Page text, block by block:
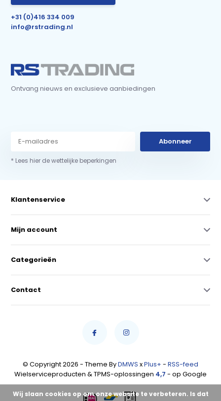
+31 (0)416 334 009
info@rstrading.nl
Ontvang nieuws en exclusieve aanbiedingen
Abonneer
* Lees hier de wettelijke beperkingen
Klantenservice
Mijn account
Categorieën
Contact
© Copyright 2026 - Theme ByDMWS xPlus+ - RSS-feed
Wielserviceproducten & TPMS-oplossingen 4,7 - op Google
Wij slaan cookies op om onze website te verbeteren. Is dat